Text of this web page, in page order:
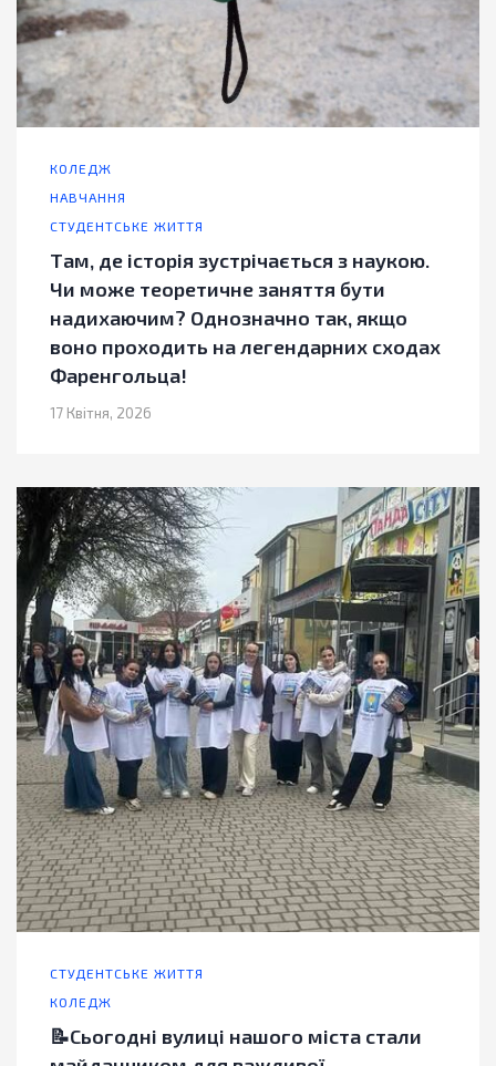
КОЛЕДЖ
НАВЧАННЯ
СТУДЕНТСЬКЕ ЖИТТЯ
Там, де історія зустрічається з наукою.
Чи може теоретичне заняття бути
надихаючим? Однозначно так, якщо
воно проходить на легендарних сходах
Фаренгольца!
17 Квітня, 2026
СТУДЕНТСЬКЕ ЖИТТЯ
КОЛЕДЖ
📝Сьогодні вулиці нашого міста стали